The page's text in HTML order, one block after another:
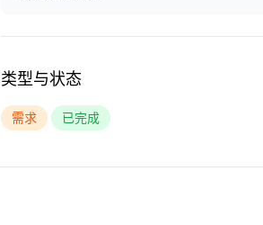
类型与状态
需求 已完成